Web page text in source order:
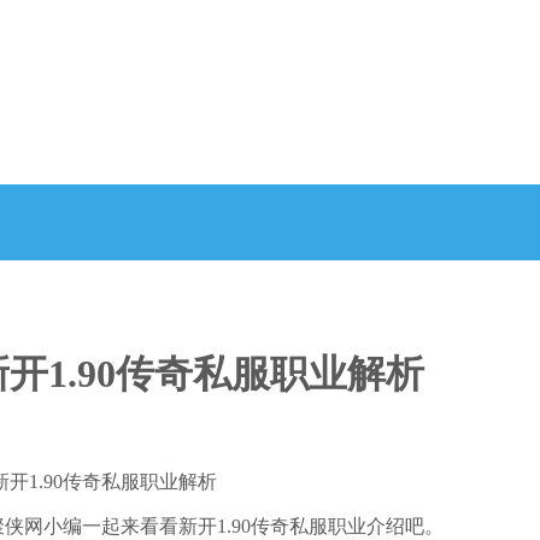
1.90传奇私服职业解析
开1.90传奇私服职业解析
网小编一起来看看新开1.90传奇私服职业介绍吧。